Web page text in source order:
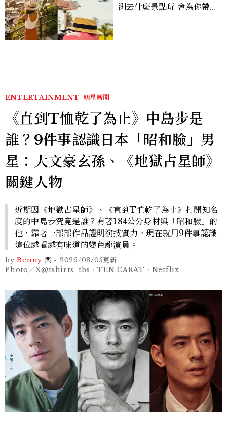
測去什麼景點玩 會為你帶來
ENTERTAINMENT 明星新聞
《直到T恤乾了為止》中島步是
誰？9件事認識日本「昭和臉」男
星：大文豪玄孫、《地獄占星師》
關鍵人物
近期因《地獄占星師》、《直到T恤乾了為止》打開知名
度的中島步究竟是誰？有著184公分身材與「昭和臉」的
他，靠著一部部作品證明演技實力。現在就用9件事認識
這位越看越有味道的變色龍演員。
by Benny 與 - 2026/08/05更新
Photo／X@tshirts_tbs、TEN CARAT、Netflix